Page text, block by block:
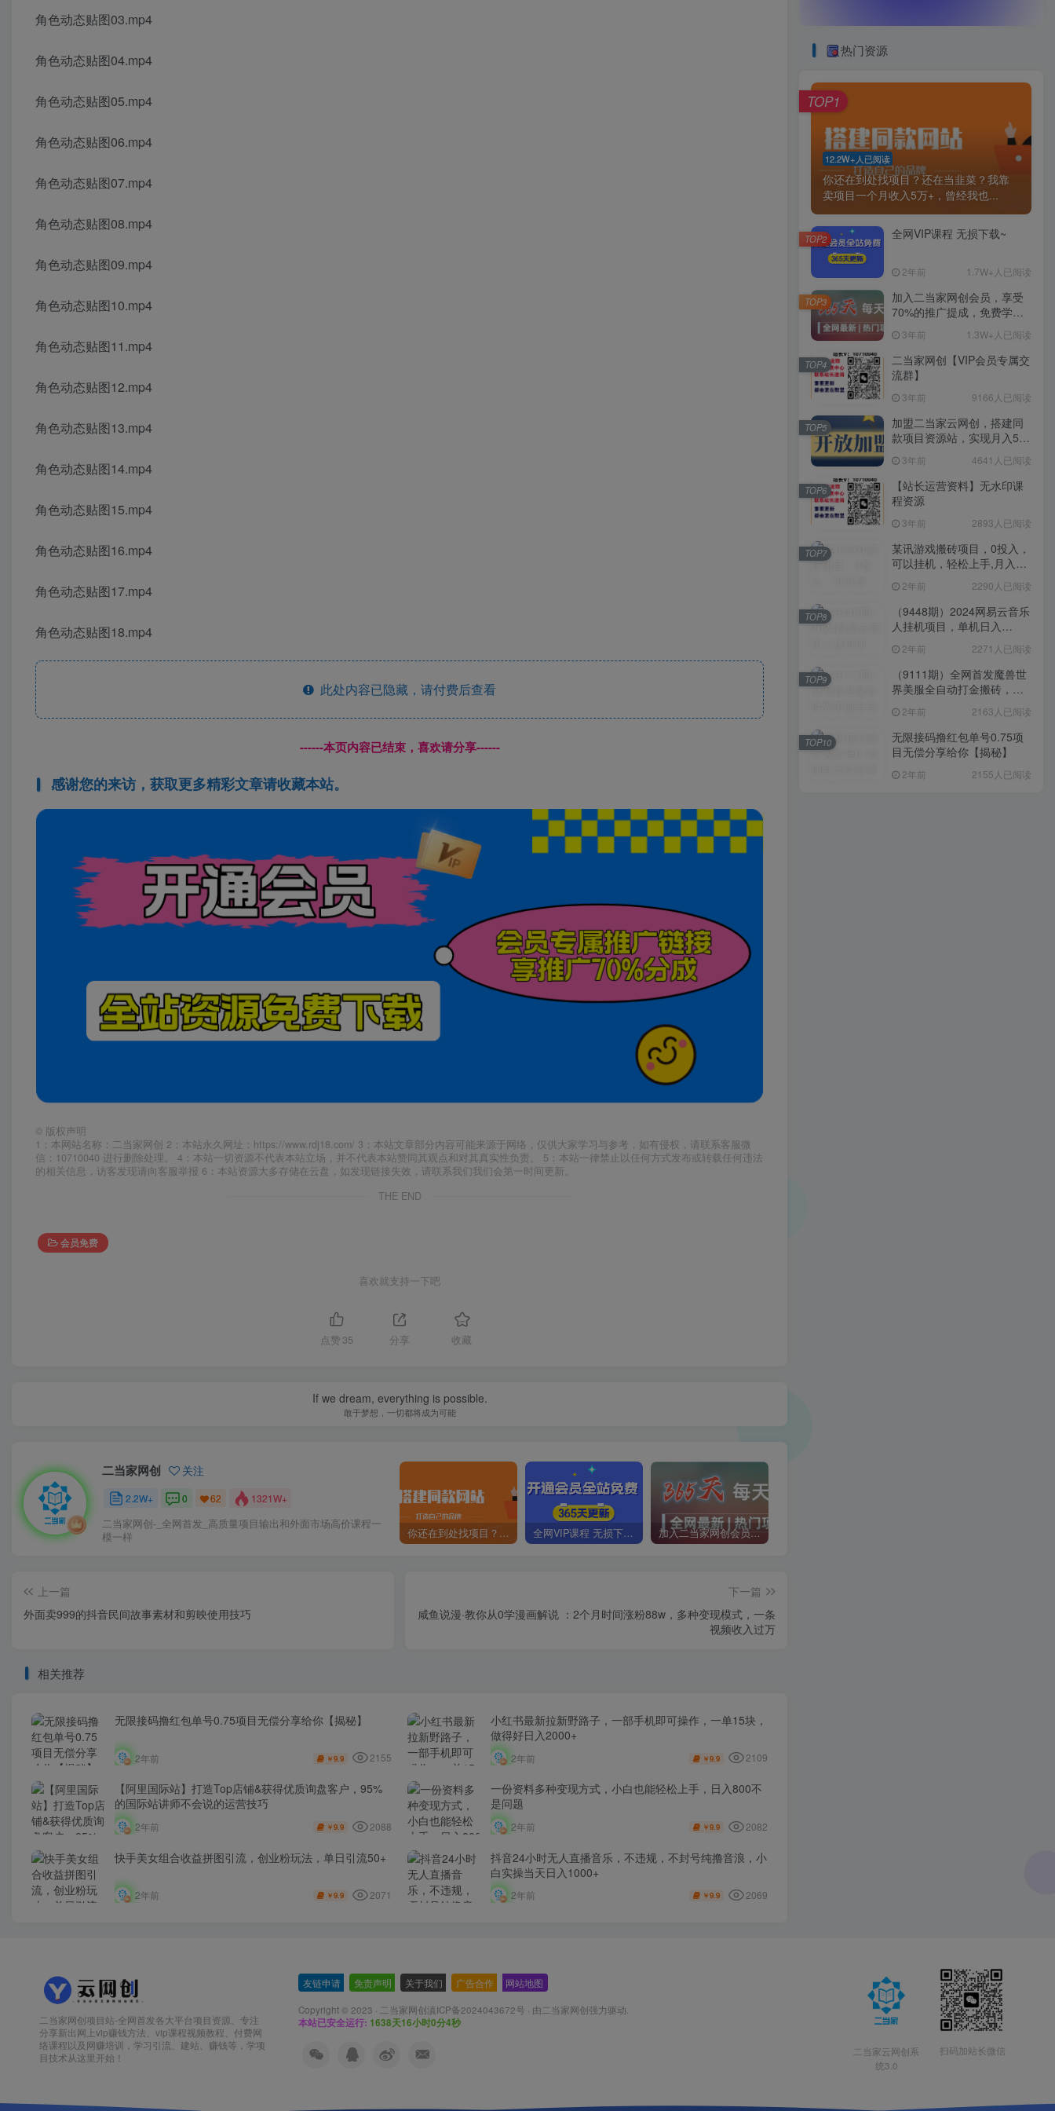
角色动态贴图03.mp4
角色动态贴图04.mp4
角色动态贴图05.mp4
角色动态贴图06.mp4
角色动态贴图07.mp4
角色动态贴图08.mp4
角色动态贴图09.mp4
角色动态贴图10.mp4
角色动态贴图11.mp4
角色动态贴图12.mp4
角色动态贴图13.mp4
角色动态贴图14.mp4
角色动态贴图15.mp4
角色动态贴图16.mp4
角色动态贴图17.mp4
角色动态贴图18.mp4
此处内容已隐藏，请付费后查看
------本页内容已结束，喜欢请分享------
感谢您的来访，获取更多精彩文章请收藏本站。
© 版权声明
1：本网站名称：二当家网创 2：本站永久网址：https://www.rdj18.com/ 3：本站文章部分内容可能来源于网络，仅供大家学习与参考，如有侵权，请联系客服微
信：10710040 进行删除处理。 4：本站一切资源不代表本站立场，并不代表本站赞同其观点和对其真实性负责。 5：本站一律禁止以任何方式发布或转载任何违法
的相关信息，访客发现请向客服举报 6：本站资源大多存储在云盘，如发现链接失效，请联系我们我们会第一时间更新。
THE END
会员免费
喜欢就支持一下吧
点赞 35 分享 收藏
If we dream, everything is possible.
敢于梦想，一切都将成为可能
二当家网创 关注
2.2W+ 0 62 1321W+
二当家网创-_全网首发_高质量项目输出和外面市场高价课程一
模一样
你还在到处找项目？还在当韭菜？我靠卖项目一个月收入5万+，曾经我也是个失败者。 全网VIP课程 无损下载~ 加入二当家网创会员，享受70%的推广提成，免费学习网上万种创业课程，菜鸟变大神。
上一篇
外面卖999的抖音民间故事素材和剪映使用技巧
下一篇
咸鱼说漫·教你从0学漫画解说 ：2个月时间涨粉88w，多种变现模式，一条
视频收入过万
相关推荐
无限接码撸红包单号0.75项目无偿分享给你【揭秘】
2年前 ￥9.9 2155
小红书最新拉新野路子，一部手机即可操作，一单15块，
做得好日入2000+
2年前 ￥9.9 2109
【阿里国际站】打造Top店铺&获得优质询盘客户，​95%
的国际站讲师不会说的运营技巧
2年前 ￥9.9 2088
一份资料多种变现方式，小白也能轻松上手，日入800不
是问题
2年前 ￥9.9 2082
快手美女组合收益拼图引流，创业粉玩法，单日引流50+
2年前 ￥9.9 2071
抖音24小时无人直播音乐，不违规，不封号纯撸音浪，小
白实操当天日入1000+
2年前 ￥9.9 2069
热门资源
12.2W+人已阅读
你还在到处找项目？还在当韭菜？我靠
卖项目一个月收入5万+，曾经我也...
TOP1
全网VIP课程 无损下载~
2年前 1.7W+人已阅读
TOP2
加入二当家网创会员，享受
70%的推广提成，免费学习
大神。
3年前 1.3W+人已阅读
TOP3
二当家网创【VIP会员专属交
流群】
3年前 9166人已阅读
TOP4
加盟二当家云网创，搭建同
款项目资源站，实现月入5万
3年前 4641人已阅读
TOP5
【站长运营资料】无水印课
程资源
3年前 2893人已阅读
TOP6
某讯游戏搬砖项目，0投入，
可以挂机，轻松上手,月入
2年前 2290人已阅读
TOP7
（9448期）2024网易云音乐
人挂机项目，单机日入
2年前 2271人已阅读
TOP8
（9111期）全网首发魔兽世
界美服全自动打金搬砖，日
姆级教学
2年前 2163人已阅读
TOP9
无限接码撸红包单号0.75项
目无偿分享给你【揭秘】
2年前 2155人已阅读
TOP10
二当家网创项目站-全网首发各大平台项目资源、专注
分享新出网上vip赚钱方法、vip课程视频教程、付费网
络课程以及网赚培训，学习引流、建站、赚钱等，学项
目技术从这里开始！
友链申请 免责声明 关于我们 广告合作 网站地图
Copyright © 2023 · 二当家网创滇ICP备2024043672号 · 由二当家网创强力驱动.
本站已安全运行: 1638天16小时0分6秒
二当家云网创系
统3.0
扫码加站长微信